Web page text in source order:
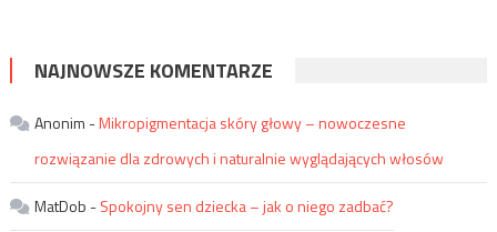
NAJNOWSZE KOMENTARZE
Anonim -Mikropigmentacja skóry głowy – nowoczesne
rozwiązanie dla zdrowych i naturalnie wyglądających włosów
MatDob -Spokojny sen dziecka – jak o niego zadbać?